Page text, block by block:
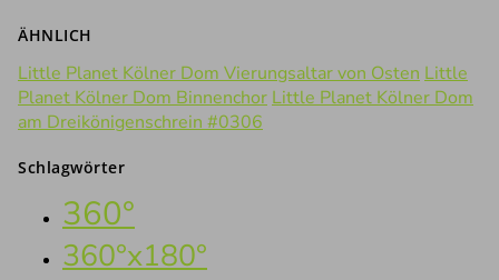
ÄHNLICH
Little Planet Kölner Dom Vierungsaltar von Osten Little
Planet Kölner Dom Binnenchor Little Planet Kölner Dom
am Dreikönigenschrein #0306
Schlagwörter
360°
360°x180°